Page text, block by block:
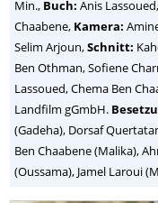
Min., Buch: Anis
Chaabene, Kamera:
Selim Arjoun,Schnitt:
Ben Othman, Sofiene
Lassoued, Chema Ben
Landfilm gGmbH.
(Gadeha), Dorsaf
Ben Chaabene (Malika),
(Oussama), Jamel Laroui